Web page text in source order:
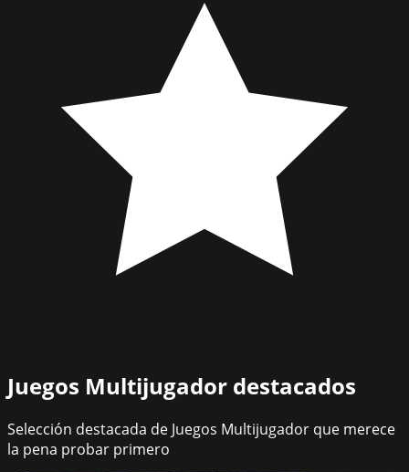
Juegos Multijugador destacados
Selección destacada de Juegos Multijugador que merece
la pena probar primero